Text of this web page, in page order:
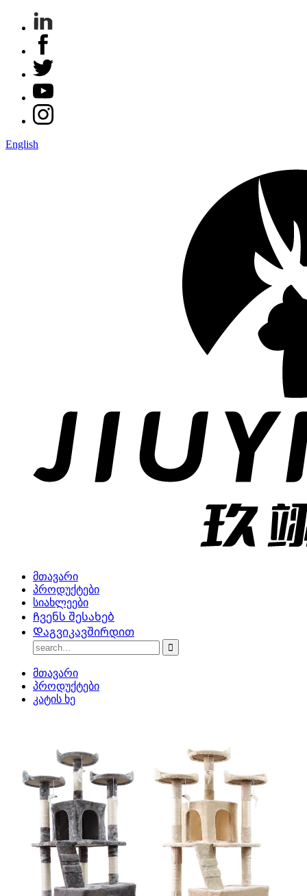
English
მთავარი
პროდუქტები
სიახლეები
Ჩვენს შესახებ
Დაგვიკავშირდით
მთავარი
პროდუქტები
კატის ხე